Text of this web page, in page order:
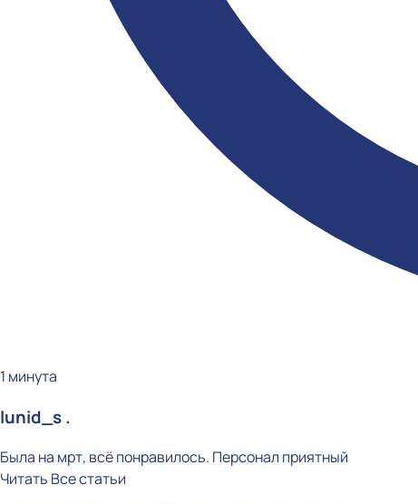
1 минута
lunid_s .
Была на мрт, всё понравилось. Персонал приятный
Читать Все статьи